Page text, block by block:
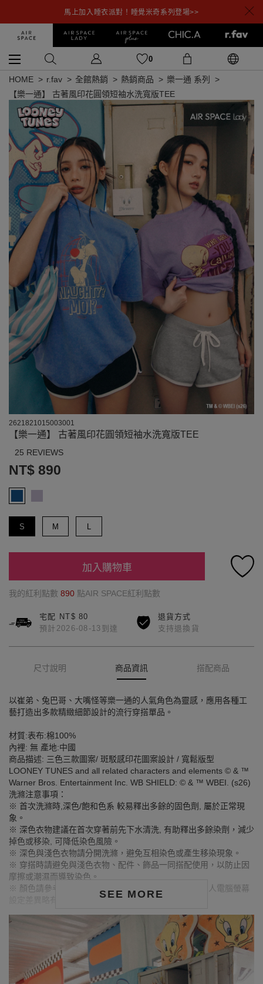
馬上加入睡衣派對！睡覺米奇系列登場>>
0
HOME r.fav 全館熱銷 熱銷商品
樂一通 系列
【樂一通】 古著風印花圓領短袖水洗寬版TEE
2621821015003001
【樂一通】 古著風印花圓領短袖水洗寬版TEE
25 REVIEWS
NT$ 890
S M L
加入購物車
我的紅利點數 890 點AIR SPACE紅利點數
宅配 NT$ 80
預計2026-08-13到達
退貨方式
支持退換貨
尺寸說明 商品資訊 搭配商品
SEE MORE
以崔弟、兔巴哥、大嘴怪等樂一通的人氣角色為靈感，應用各種工
藝打造出多款精緻細節設計的流行穿搭單品。
材質:表布:棉100%
內裡: 無 產地:中國
商品描述: 三色三款圖案/ 斑駁感印花圖案設計 / 寬鬆版型
LOONEY TUNES and all related characters and elements © & ™
Warner Bros. Entertainment Inc. WB SHIELD: © & ™ WBEI. (s26)
洗滌注意事項：
※ 首次洗滌時,深色/飽和色系 較易釋出多餘的固色劑, 屬於正常現
象。
※ 深色衣物建議在首次穿著前先下水清洗, 有助釋出多餘染劑，減少
掉色或移染, 可降低染色風險。
※ 深色與淺色衣物請分開洗滌，避免互相染色或產生移染現象。
※ 穿搭時請避免與淺色衣物、配件、飾品一同搭配使用，以防止因
摩擦或潮濕而導致染色。
※ 顏色請參考單品圖片較為接近，但因圖檔顏色會因個人電腦螢幕
設定差異略有不同，請以實際商品顏色為準。
MODEL資訊
身高157cm／胸圍Bust：82cm
腰圍Waist：60cm／臀圍hips：62cm
試穿報告：模特兒穿著S號